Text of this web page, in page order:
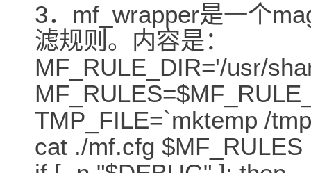
3．mf_wrapper是一个
滤规则。内容是：
MF_RULE_DIR='/usr/
TMP_FILE=`mktemp /
cat ./mf.cfg